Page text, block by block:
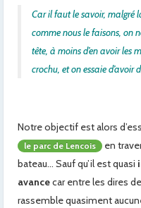
Car il faut le savoir, malgré
comme nous le faisons, on
tête, à moins d’en avoir les
crochu, et on essaie d’avoir
Notre objectif est alors
le parc de Lencois en
bateau… Sauf qu’il est quasi
avancecar entre les dires
rassemble quasiment